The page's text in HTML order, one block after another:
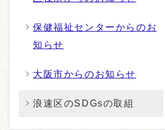
保健福祉センターからのお
知らせ
大阪市からのお知らせ
浪速区のSDGsの取組